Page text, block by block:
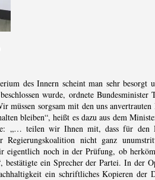
des Innern scheint man sehr besorgt
beschlossen wurde, ordnete
müssen sorgsam mit den uns
bleiben“, heißt es dazu aus dem
„… teilen wir Ihnen mit, dass für den
Regierungskoalition nicht ganz
eigentlich noch in der Prüfung, ob
bestätigte ein Sprecher der Partei. In der
ein schriftliches Kopieren